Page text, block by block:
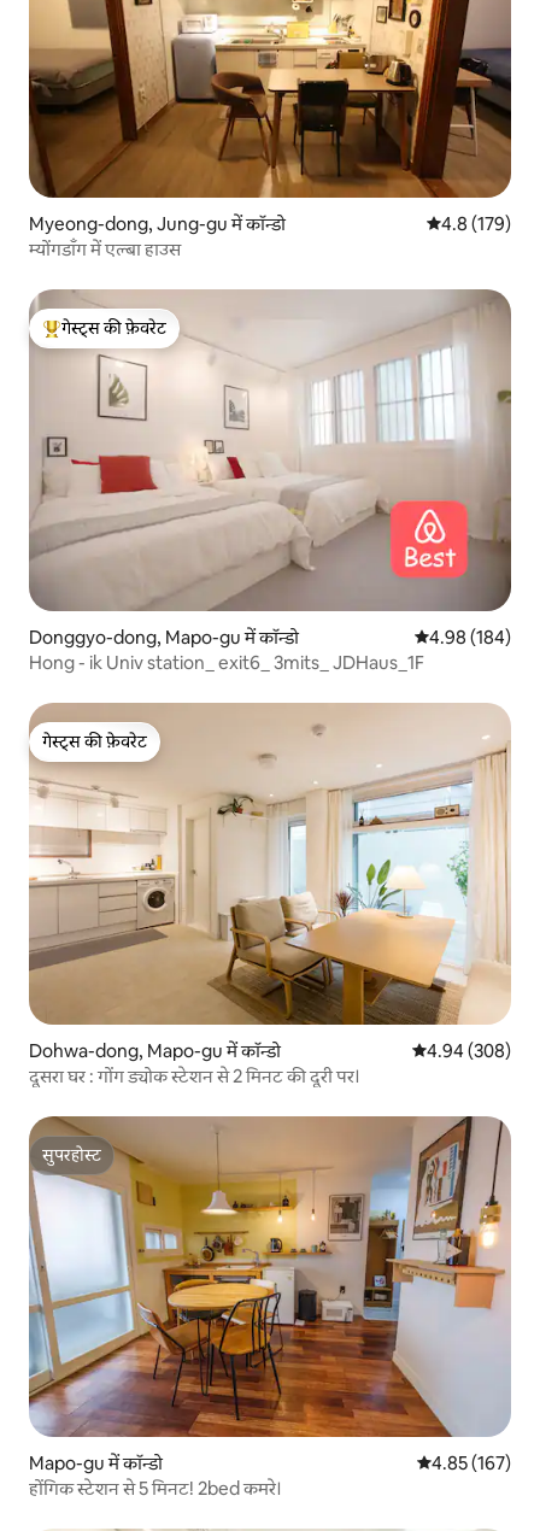
Myeong-dong, Jung-gu में कॉन्डो औसत रेटिंग 5 में
4.8 (179)
म्योंगडाँग में एल्बा हाउस
गेस्ट्स का टॉप फ़ेवरेट
गेस्ट्स की फ़ेवरेट
Donggyo-dong, Mapo-gu में कॉन्डो औसत रेटिंग 5 में से
4.98 (184)
Hong - ik Univ station_ exit6_ 3mits_ JDHaus_1F
गेस्ट्स की फ़ेवरेट
गेस्ट्स की फ़ेवरेट
Dohwa-dong, Mapo-gu में कॉन्डो औसत रेटिंग 5 में से
4.94 (308)
दूसरा घर : गोंग ड्योक स्टेशन से 2 मिनट की दूरी पर।
सुपरहोस्ट
सुपरहोस्ट
Mapo-gu में कॉन्डो औसत रेटिंग 5 में से
4.85 (167)
होंगिक स्टेशन से 5 मिनट! 2bed कमरे।